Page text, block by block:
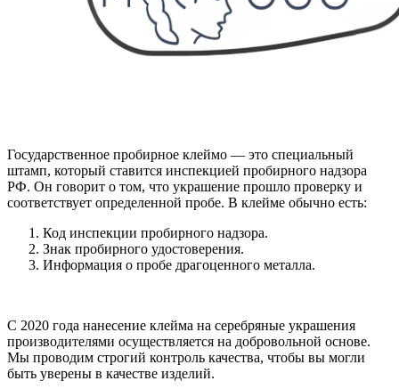
Государственное пробирное клеймо — это специальный
штамп, который ставится инспекцией пробирного надзора
РФ. Он говорит о том, что украшение прошло проверку и
соответствует определенной пробе. В клейме обычно есть:
Код инспекции пробирного надзора.
Знак пробирного удостоверения.
Информация о пробе драгоценного металла.
С 2020 года нанесение клейма на серебряные украшения
производителями осуществляется на добровольной основе.
Мы проводим строгий контроль качества, чтобы вы могли
быть уверены в качестве изделий.